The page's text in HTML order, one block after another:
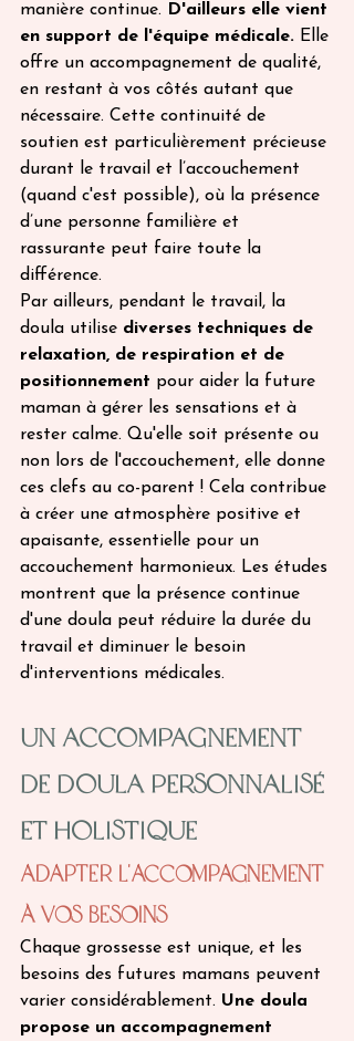
manière continue. D'ailleurs elle vient
en support de l'équipe médicale. Elle
offre un accompagnement de qualité,
en restant à vos côtés autant que
nécessaire. Cette continuité de
soutien est particulièrement précieuse
durant le travail et l’accouchement
(quand c'est possible), où la présence
d’une personne familière et
rassurante peut faire toute la
différence.
Par ailleurs, pendant le travail, la
doula utilise diverses techniques de
relaxation, de respiration et de
positionnement pour aider la future
maman à gérer les sensations et à
rester calme. Qu'elle soit présente ou
non lors de l'accouchement, elle donne
ces clefs au co-parent ! Cela contribue
à créer une atmosphère positive et
apaisante, essentielle pour un
accouchement harmonieux. Les études
montrent que la présence continue
d'une doula peut réduire la durée du
travail et diminuer le besoin
d'interventions médicales.
Un Accompagnement
de doula Personnalisé
et Holistique
Adapter l'Accompagnement
à Vos Besoins
Chaque grossesse est unique, et les
besoins des futures mamans peuvent
varier considérablement. Une doula
propose un accompagnement